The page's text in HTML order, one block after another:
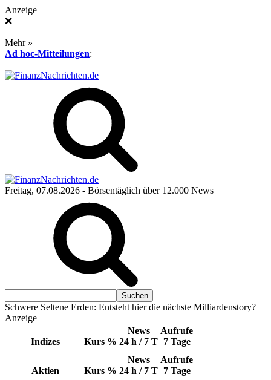
Anzeige
❌
Mehr »
Ad hoc-Mitteilungen:
Freitag, 07.08.2026 - Börsentäglich über 12.000 News
Schwere Seltene Erden: Entsteht hier die nächste Milliardenstory?
Anzeige
Indizes Kurs %
News
24 h / 7 T
Aufrufe
7 Tage
Aktien Kurs %
News
24 h / 7 T
Aufrufe
7 Tage